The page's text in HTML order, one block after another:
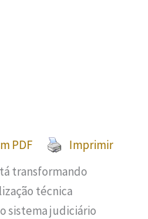
PDF
Imprimir
transformando
técnica
sistema judiciário